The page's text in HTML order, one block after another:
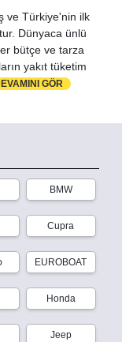
ve Türkiye'nin ilk
Dünyaca ünlü
bütçe ve tarza
yakıt tüketim
GÖR
BMW
Cupra
EUROBOAT
Honda
Jeep